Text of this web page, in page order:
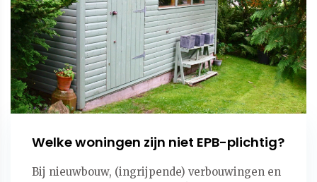
Welke woningen zijn niet EPB-plichtig?
Bij nieuwbouw, (ingrijpende) verbouwingen en